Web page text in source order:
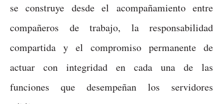
se construye desde el acompañamiento entre
compañeros de trabajo, la responsabilidad
compartida y el compromiso permanente de
actuar con integridad en cada una de las
funciones que desempeñan los servidores